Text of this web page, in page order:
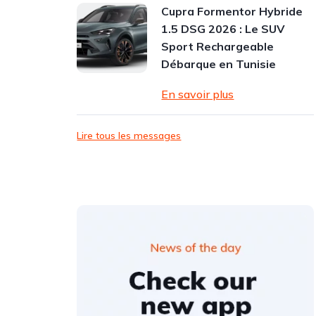
Cupra Formentor Hybride
1.5 DSG 2026 : Le SUV
Sport Rechargeable
Débarque en Tunisie
En savoir plus
Lire tous les messages